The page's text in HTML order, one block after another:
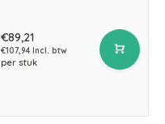
€89,21
€107,94 Incl. btw
per stuk